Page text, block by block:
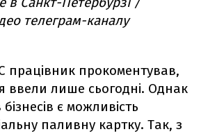
телеграм-каналу
працівник прокоментував,
ввели лише сьогодні. Однак
є можливість
паливну картку. Так, з